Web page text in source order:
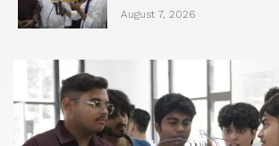
August 7, 2026